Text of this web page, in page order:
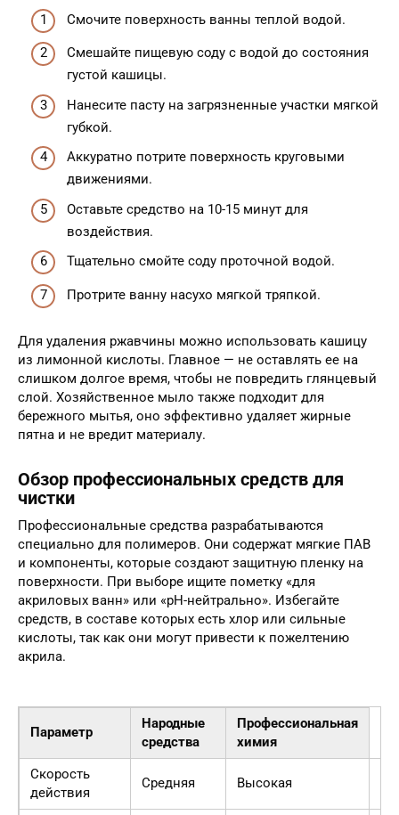
Смочите поверхность ванны теплой водой.
Смешайте пищевую соду с водой до состояния
густой кашицы.
Нанесите пасту на загрязненные участки мягкой
губкой.
Аккуратно потрите поверхность круговыми
движениями.
Оставьте средство на 10-15 минут для
воздействия.
Тщательно смойте соду проточной водой.
Протрите ванну насухо мягкой тряпкой.
Для удаления ржавчины можно использовать кашицу
из лимонной кислоты. Главное — не оставлять ее на
слишком долгое время, чтобы не повредить глянцевый
слой. Хозяйственное мыло также подходит для
бережного мытья, оно эффективно удаляет жирные
пятна и не вредит материалу.
Обзор профессиональных средств для
чистки
Профессиональные средства разрабатываются
специально для полимеров. Они содержат мягкие ПАВ
и компоненты, которые создают защитную пленку на
поверхности. При выборе ищите пометку «для
акриловых ванн» или «pH-нейтрально». Избегайте
средств, в составе которых есть хлор или сильные
кислоты, так как они могут привести к пожелтению
акрила.
Параметр
Народные
средства
Профессиональная
химия
Скорость
действия
Средняя Высокая